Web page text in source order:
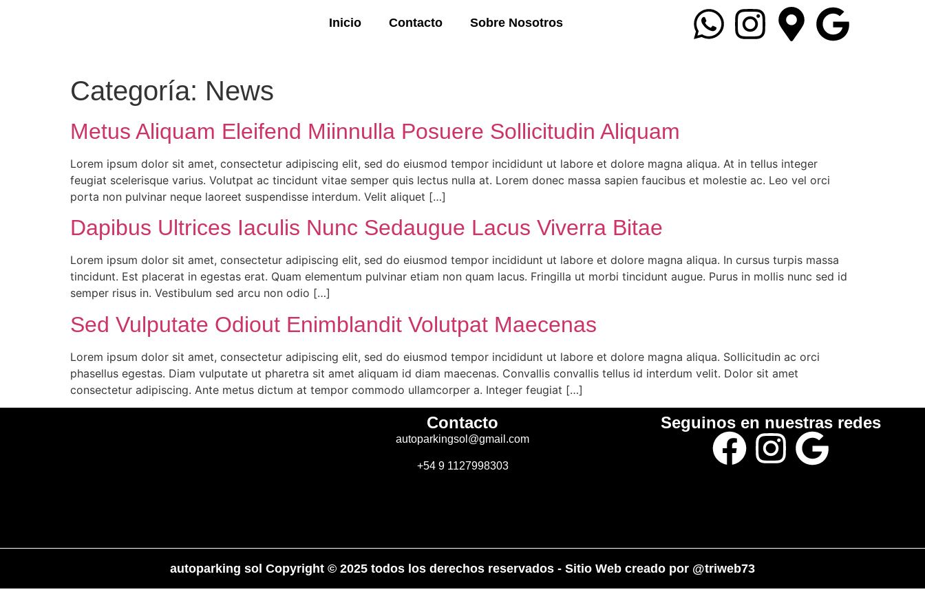
Inicio Contacto Sobre Nosotros
Categoría: News
Metus Aliquam Eleifend Miinnulla Posuere Sollicitudin Aliquam
Lorem ipsum dolor sit amet, consectetur adipiscing elit, sed do eiusmod tempor incididunt ut labore et dolore magna aliqua. At in tellus integer
feugiat scelerisque varius. Volutpat ac tincidunt vitae semper quis lectus nulla at. Lorem donec massa sapien faucibus et molestie ac. Leo vel orci
porta non pulvinar neque laoreet suspendisse interdum. Velit aliquet […]
Dapibus Ultrices Iaculis Nunc Sedaugue Lacus Viverra Bitae
Lorem ipsum dolor sit amet, consectetur adipiscing elit, sed do eiusmod tempor incididunt ut labore et dolore magna aliqua. In cursus turpis massa
tincidunt. Est placerat in egestas erat. Quam elementum pulvinar etiam non quam lacus. Fringilla ut morbi tincidunt augue. Purus in mollis nunc sed id
semper risus in. Vestibulum sed arcu non odio […]
Sed Vulputate Odiout Enimblandit Volutpat Maecenas
Lorem ipsum dolor sit amet, consectetur adipiscing elit, sed do eiusmod tempor incididunt ut labore et dolore magna aliqua. Sollicitudin ac orci
phasellus egestas. Diam vulputate ut pharetra sit amet aliquam id diam maecenas. Convallis convallis tellus id interdum velit. Dolor sit amet
consectetur adipiscing. Ante metus dictum at tempor commodo ullamcorper a. Integer feugiat […]
Contacto
autoparkingsol@gmail.com
+54 9 1127998303
Seguinos en nuestras redes
autoparking sol Copyright © 2025 todos los derechos reservados - Sitio Web creado por @triweb73